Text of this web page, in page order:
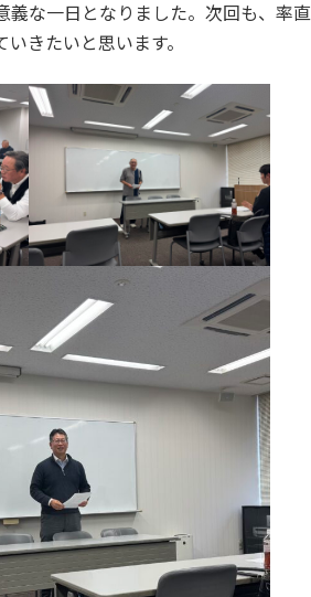
な一日となりました。次回も、率直
きたいと思います。